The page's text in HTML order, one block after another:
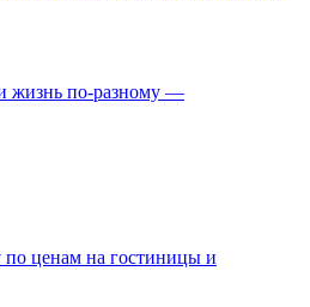
жизнь по-разному —
ценам на гостиницы и